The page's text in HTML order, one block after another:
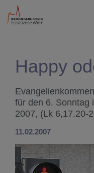
Happy
für den 6. Sonntag
2007, (Lk 6,17.20-
11.02.2007